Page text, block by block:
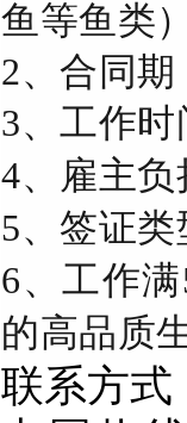
鱼等鱼类
2、合同
3、工作
4、雇主
5、签证
6、工作
的高品质
联系方式